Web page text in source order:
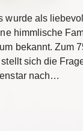
wurde als
himmlische
bekannt. Zum
sich die
nach…